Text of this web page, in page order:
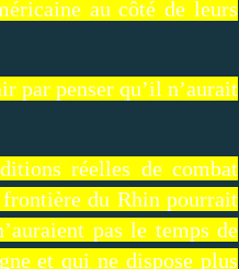
au côté de leurs
par penser qu’il n’aurait
réelles de combat
frontière du Rhin pourrait
pas le temps de
et qui ne dispose plus